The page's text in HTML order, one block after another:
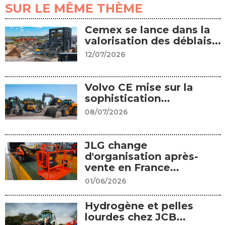
SUR LE MÊME THÈME
Cemex se lance dans la
valorisation des déblais...
12/07/2026
Volvo CE mise sur la
sophistication...
08/07/2026
JLG change
d'organisation après-
vente en France...
01/06/2026
Hydrogène et pelles
lourdes chez JCB...